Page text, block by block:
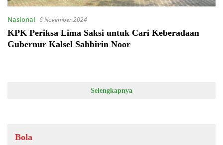
Nasional 6 November 2024
KPK Periksa Lima Saksi untuk Cari Keberadaan
Gubernur Kalsel Sahbirin Noor
Selengkapnya
Bola